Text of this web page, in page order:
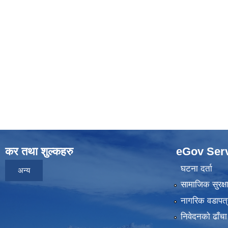
कर तथा शुल्कहरु
अन्य
eGov
घटना दर्ता
सामाजिक सुरक्षा
नागरिक
निवेदनकाे ढाँचा